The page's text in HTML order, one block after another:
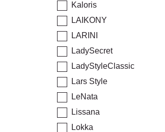
Kaloris
LAIKONY
LARINI
LadySecret
LadyStyleClassic
Lars Style
LeNata
Lissana
Lokka